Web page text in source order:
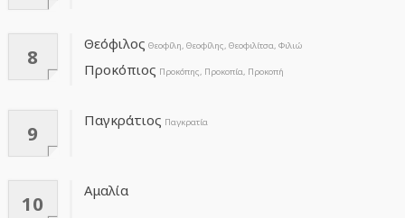
8
Θεόφιλος Θεοφίλη, Θεοφίλης, Θεοφιλίτσα, Φιλιώ
Προκόπιος Προκόπης, Προκοπία, Προκοπή
9
Παγκράτιος Παγκρατία
10
Αμαλία